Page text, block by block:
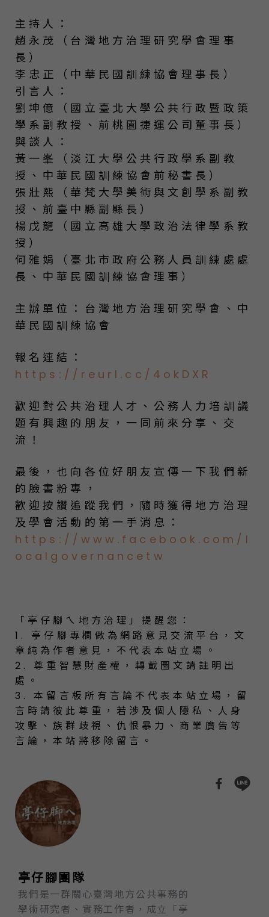
主持人：
趙永茂（台灣地方治理研究學會理事
長）
李忠正（中華民國訓練協會理事長）
引言人：
劉坤億（國立臺北大學公共行政暨政策
學系副教授、前桃園捷運公司董事長）
與談人：
黃一峯（淡江大學公共行政學系副教
授、中華民國訓練協會前秘書長）
張壯熙（華梵大學美術與文創學系副教
授、前臺中縣副縣長）
楊戊龍（國立高雄大學政治法律學系教
授）
何雅娟（臺北市政府公務人員訓練處處
長、中華民國訓練協會理事）
主辦單位：台灣地方治理研究學會、中
華民國訓練協會
報名連結：
https://reurl.cc/4okDXR
歡迎對公共治理人才、公務人力培訓議
題有興趣的朋友，一同前來分享、交
流！
最後，也向各位好朋友宣傳一下我們新
的臉書粉專，
歡迎按讚追蹤我們，隨時獲得地方治理
及學會活動的第一手消息：
https://www.facebook.com/l
ocalgovernancetw
「亭仔腳ㄟ地方治理」提醒您：
1. 亭仔腳專欄做為網路意見交流平台，文
章純為作者意見，不代表本站立場。
2. 尊重智慧財產權，轉載圖文請註明出
處。
3. 本留言板所有言論不代表本站立場，留
言時請彼此尊重，若涉及個人隱私、人身
攻擊、族群歧視、仇恨暴力、商業廣告等
言論，本站將移除留言。
亭仔腳團隊
我們是一群關心臺灣地方公共事務的
學術研究者、實務工作者，成立「亭